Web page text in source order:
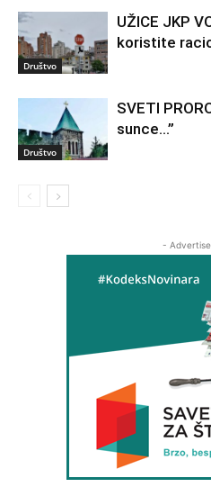
Društvo
UŽICE JKP
koristite
Društvo
SVETI
sunce…”
-